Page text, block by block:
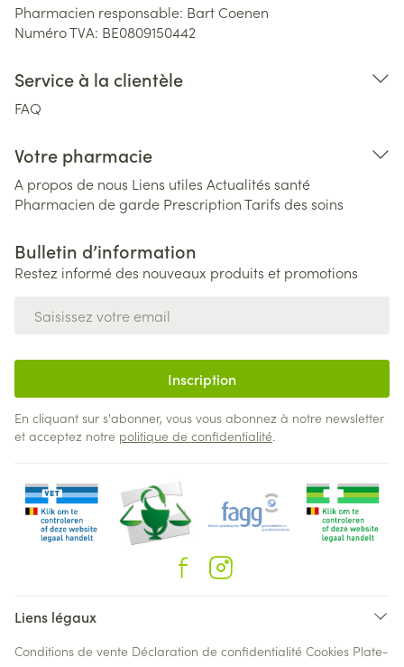
Pharmacien responsable: Bart Coenen
Numéro TVA: BE0809150442
Service à la clientèle
FAQ
Votre pharmacie
A propos de nous Liens utiles Actualités santé
Pharmacien de garde PrescriptionTarifs des soins
Bulletin d’information
Restez informé des nouveaux produits et promotions
Inscription
En cliquant sur s'abonner, vous vous abonnez à notre newsletter
et acceptez notre politique de confidentialité.
Liens légaux
Conditions de vente Déclaration de confidentialité Cookies Plate-